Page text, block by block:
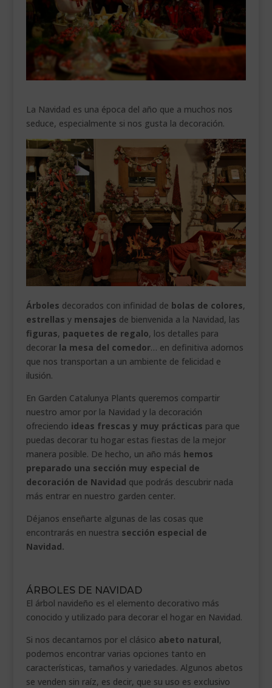
___________________________
VEURE EN CATALÀ
La Navidad es una época del año que a muchos nos
seduce, especialmente si nos gusta la decoración.
Árboles decorados con infinidad de bolas de colores,
estrellas y mensajes de bienvenida a la Navidad, las
figuras, paquetes de regalo, los detalles para
decorar la mesa del comedor… en definitiva adornos
que nos transportan a un ambiente de felicidad e
ilusión.
En Garden Catalunya Plants queremos compartir
nuestro amor por la Navidad y la decoración
ofreciendo ideas frescas y muy prácticas para que
puedas decorar tu hogar estas fiestas de la mejor
manera posible. De hecho, un año más hemos
preparado una sección muy especial de
decoración de Navidad que podrás descubrir nada
más entrar en nuestro garden center.
Déjanos enseñarte algunas de las cosas que
encontrarás en nuestra sección especial de
Navidad.
ÁRBOLES DE NAVIDAD
El árbol navideño es el elemento decorativo más
conocido y utilizado para decorar el hogar en Navidad.
Si nos decantarnos por el clásico abeto natural,
podemos encontrar varias opciones tanto en
características, tamaños y variedades. Algunos abetos
se venden sin raíz, es decir, que su uso es exclusivo